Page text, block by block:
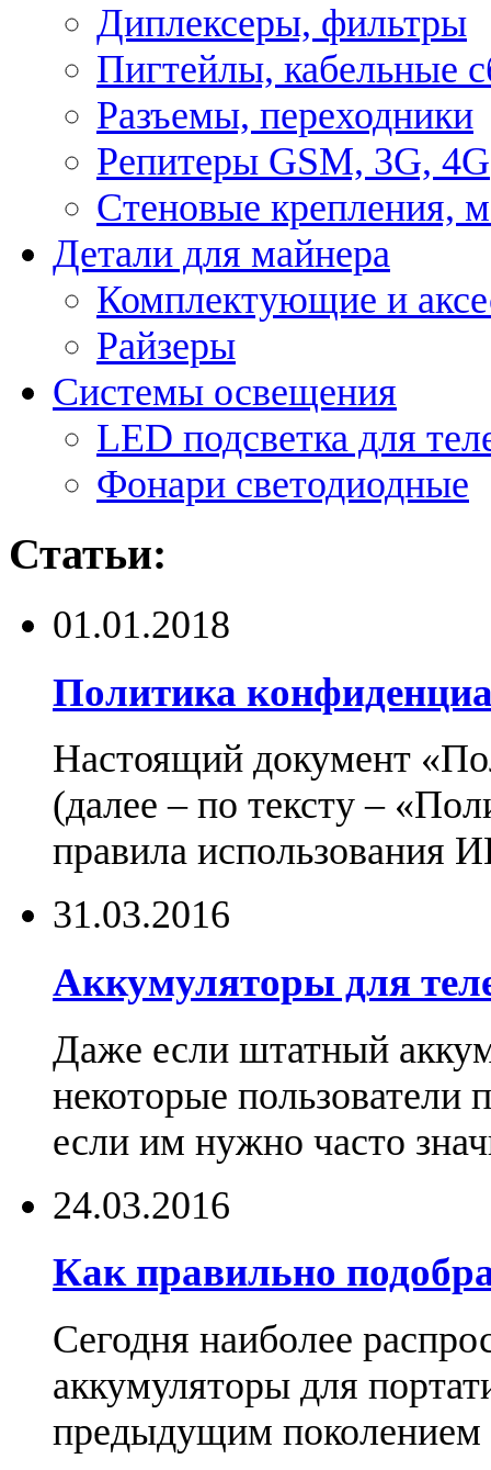
Диплексеры, фильтры
Пигтейлы, кабельные
Разъемы, переходники
Репитеры GSM, 3G, 4G
Стеновые крепления,
Детали для майнера
Комплектующие и
Райзеры
Системы освещения
LED подсветка для
Фонари светодиодные
Статьи:
01.01.2018
Политика
Настоящий документ
(далее – по тексту –
правила использования
31.03.2016
Аккумуляторы для
Даже если штатный
некоторые пользователи
если им нужно часто
24.03.2016
Как правильно
Сегодня наиболее
аккумуляторы для
предыдущим поколением